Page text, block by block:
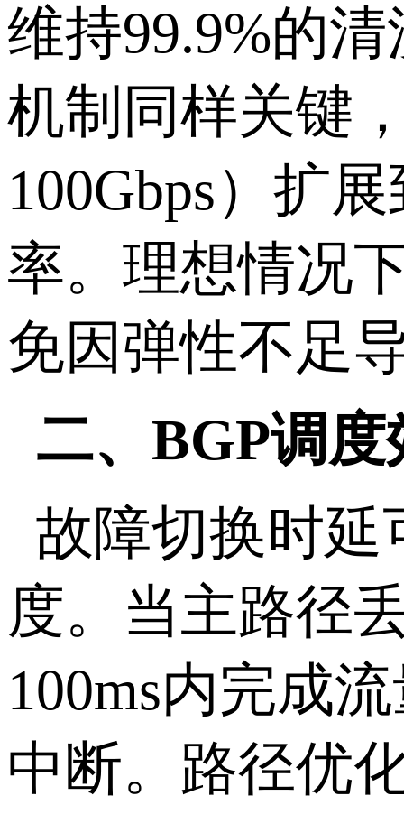
维持99.9%的
机制同样关键
100Gbps）扩
率。理想情况
免因弹性不足
二、 BGP调度
故障切换时延
度。当主路径
100ms内完成
中断。路径优